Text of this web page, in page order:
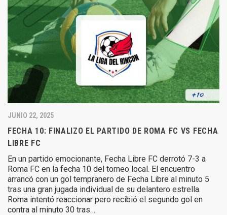
JUNIO 22, 2025
FECHA 10: FINALIZO EL PARTIDO DE ROMA FC VS FECHA
LIBRE FC
En un partido emocionante, Fecha Libre FC derrotó 7-3 a
Roma FC en la fecha 10 del torneo local. El encuentro
arrancó con un gol tempranero de Fecha Libre al minuto 5
tras una gran jugada individual de su delantero estrella.
Roma intentó reaccionar pero recibió el segundo gol en
contra al minuto 30 tras…